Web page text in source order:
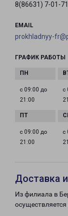
8(86631) 7-01-71
EMAIL
prokhladnyy-
ГРАФИК РАБОТЫ
с 09:00 до
21:00
с
с 09:00 до
21:00
с
Доставка
Из филиала в